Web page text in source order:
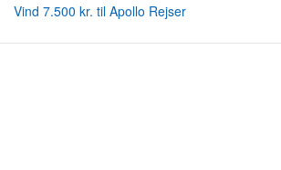
Vind 7.500 kr. til Apollo Rejser